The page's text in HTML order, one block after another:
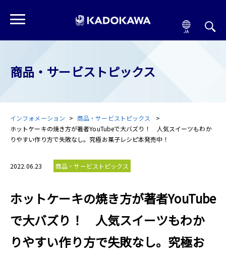
商品・サービストピックス
インフォメーション
商品・サービストピックス
ホットケーキの焼き方が著者YouTubeで大バズり！ 人気スイーツもわか
りやすい作り方で失敗なし。究極お菓子レシピ本発売中！
2022.06.23 商品・サービストピックス
ホットケーキの焼き方が著者YouTube
で大バズり！ 人気スイーツもわか
りやすい作り方で失敗なし。究極お